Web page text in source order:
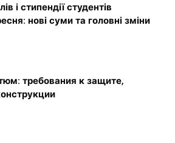
і стипендії студентів
нові суми та головні зміни
требования к защите,